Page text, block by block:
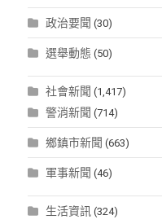
政治要聞 (30)
選舉動態 (50)
社會新聞 (1,417)
警消新聞 (714)
鄉鎮市新聞 (663)
軍事新聞 (46)
生活資訊 (324)